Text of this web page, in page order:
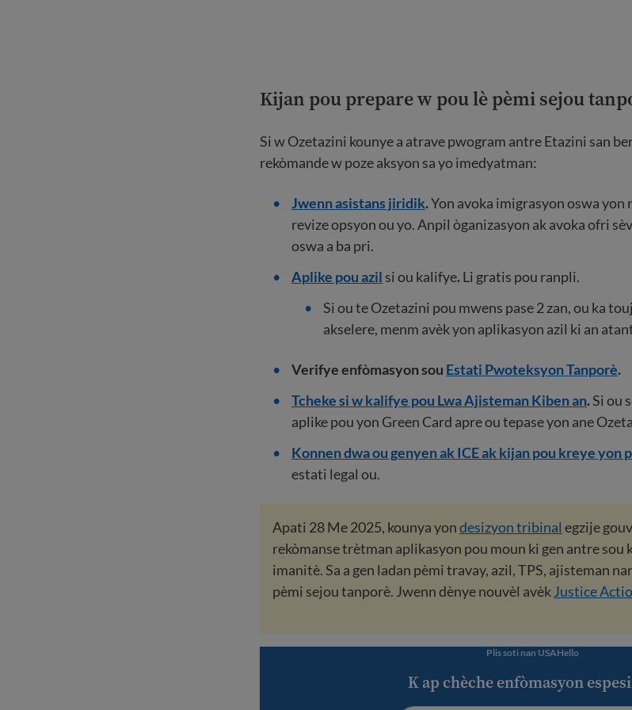
Kijan pou prepare w pou lè pèmi sejou
Si w Ozetazini kounye a atrave pwogram antre Etazini san
rekòmande w poze aksyon sa yo imedyatman:
Jwenn asistans jiridik.Yon avoka imigrasyon oswa yon
revize opsyon ou yo. Anpil òganizasyon ak avoka ofri
oswa a ba pri.
Aplike pou azil si ou kalifye.Li gratis pou ranpli.
Si ou te Ozetazini pou mwens pase 2 zan, ou ka
akselere, menm avèk yon aplikasyon azil ki an
Verifye enfòmasyon sou Estati Pwoteksyon Tanporè.
Tcheke si w kalifye pou Lwa Ajisteman Kiben an.Si ou
aplike pou yon Green Card apre ou tepase yon ane
Konnen dwa ou genyen ak ICE ak kijan pou kreye yon
estati legal ou.
Apati 28 Me 2025, kounya yondesizyon tribinal egzije
rekòmanse trètman aplikasyon pou moun ki gen antre sou
imanitè. Sa a gen ladan pèmi travay, azil, TPS, ajisteman
pèmi sejou tanporè. Jwenn dènye nouvèl avèkJustice
Plis soti nan USAHello
K ap chèche enfòmasyon